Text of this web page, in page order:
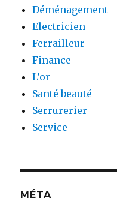
Déménagement
Electricien
Ferrailleur
Finance
L’or
Santé beauté
Serrurerier
Service
MÉTA